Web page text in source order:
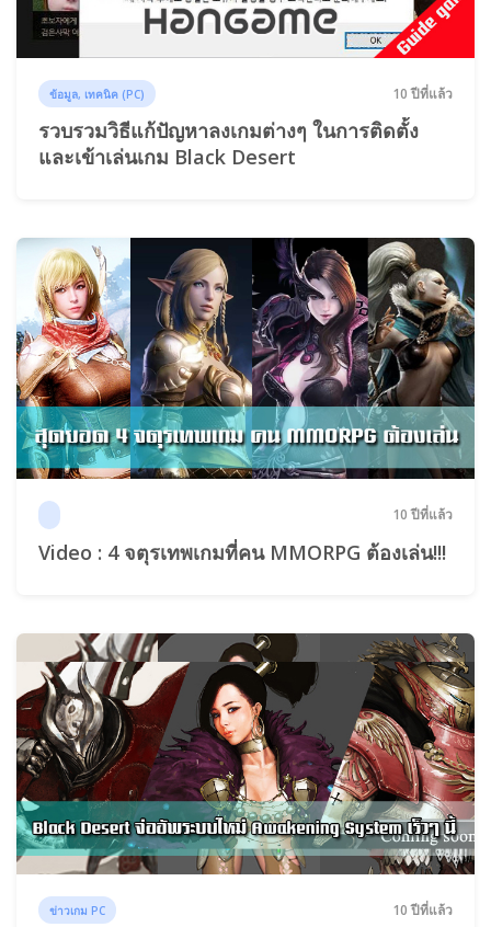
ข้อมูล, เทคนิค (PC) 10 ปีที่แล้ว
รวบรวมวิธีแก้ปัญหาลงเกมต่างๆ ในการติดตั้ง
และเข้าเล่นเกม Black Desert
10 ปีที่แล้ว
Video : 4 จตุรเทพเกมที่คน MMORPG ต้องเล่น!!!
ข่าวเกม PC 10 ปีที่แล้ว